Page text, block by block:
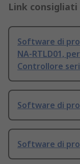
Link consigliati
Software di
NA-RTLD01,
Controllore
Software di
Software di